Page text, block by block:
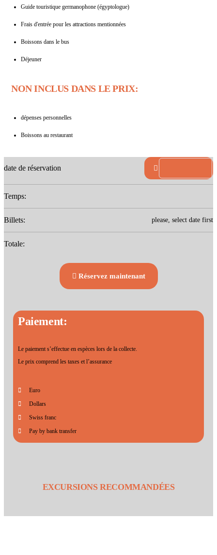
Guide touristique germanophone (égyptologue)
Frais d'entrée pour les attractions mentionnées
Boissons dans le bus
Déjeuner
NON INCLUS DANS LE PRIX:
dépenses personnelles
Boissons au restaurant
date de réservation
Temps:
Billets: please, select date first
Totale:
Réservez maintenant
Paiement:
Le paiement s’effectue en espèces lors de la collecte.
Le prix comprend les taxes et l’assurance
Euro
Dollars
Swiss franc
Pay by bank transfer
EXCURSIONS RECOMMANDÉES